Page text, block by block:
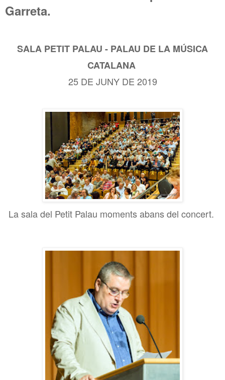
Garreta.
SALA PETIT PALAU - PALAU DE LA MÚSICA
CATALANA
25 DE JUNY DE 2019
La sala del Petit Palau moments abans del concert.